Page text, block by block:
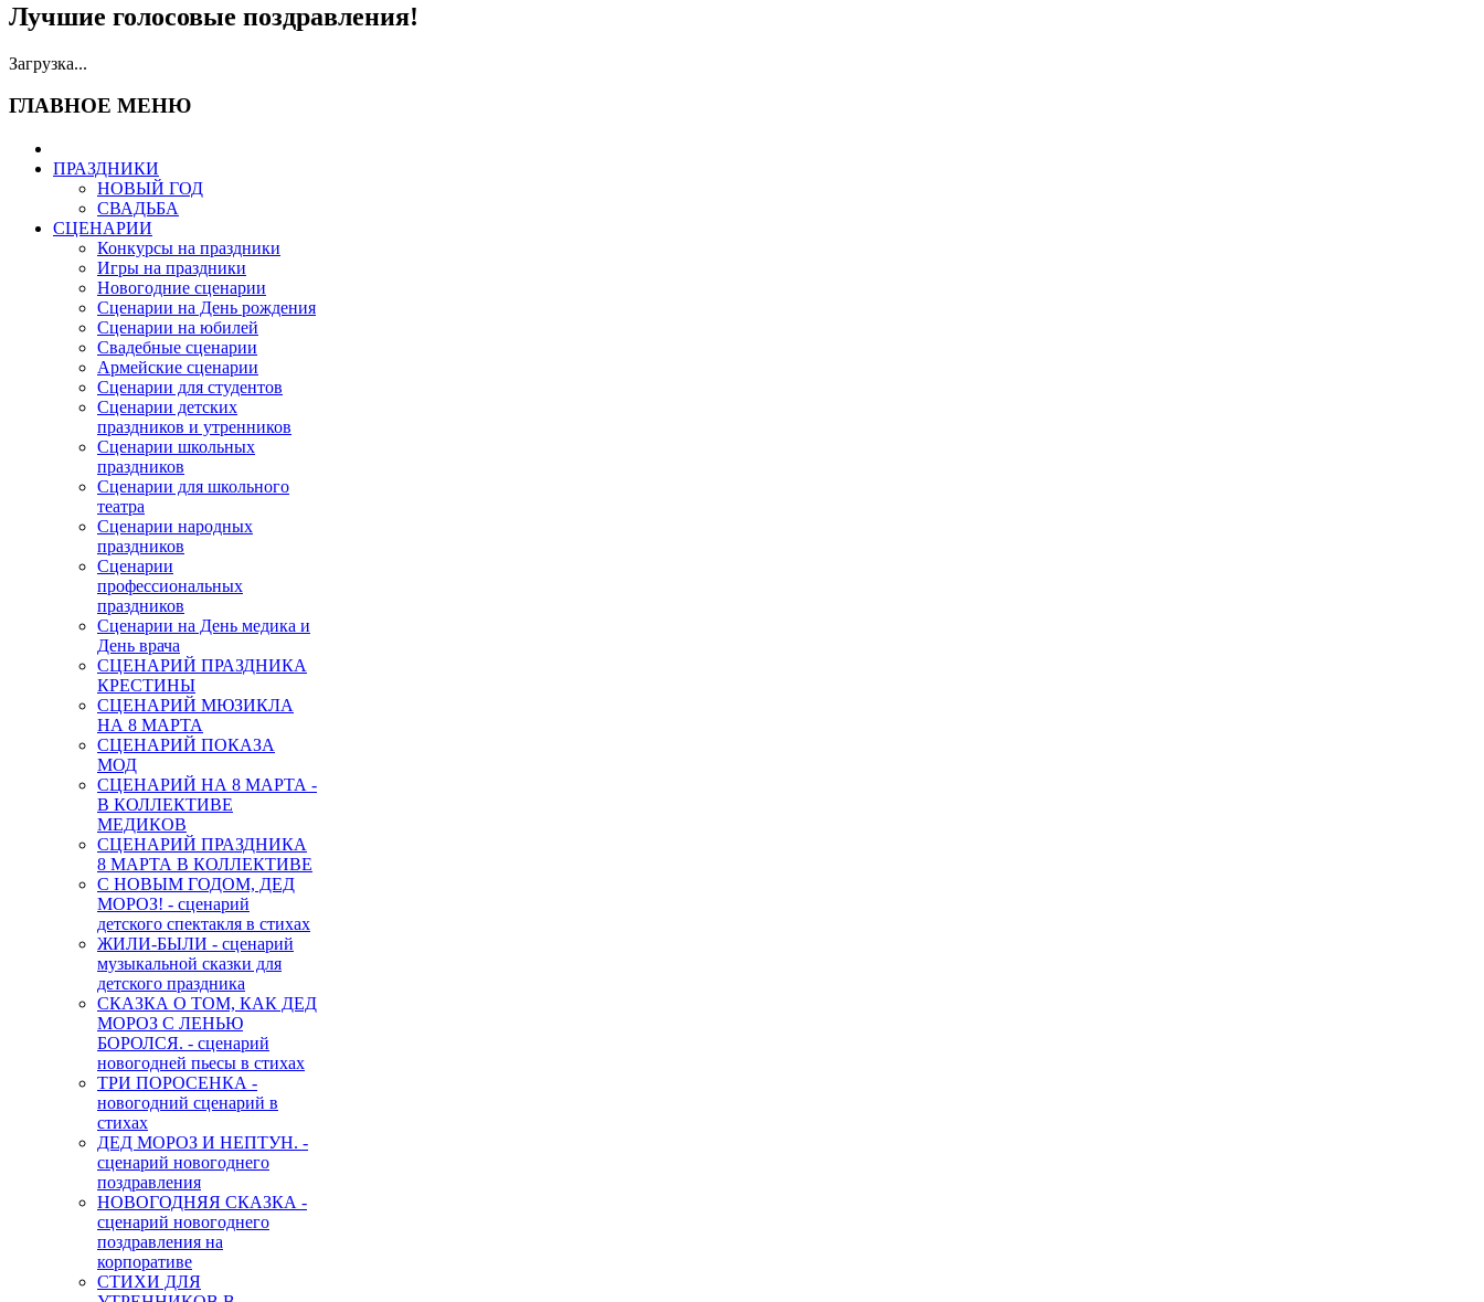
Лучшие голосовые поздравления!
Загрузка...
ГЛАВНОЕ МЕНЮ
ПРАЗДНИКИ
НОВЫЙ ГОД
СВАДЬБА
СЦЕНАРИИ
Конкурсы на праздники
Игры на праздники
Новогодние сценарии
Сценарии на День рождения
Сценарии на юбилей
Свадебные сценарии
Армейские сценарии
Сценарии для студентов
Сценарии детских
праздников и утренников
Сценарии школьных
праздников
Сценарии для школьного
театра
Сценарии народных
праздников
Сценарии
профессиональных
праздников
Сценарии на День медика и
День врача
СЦЕНАРИЙ ПРАЗДНИКА
КРЕСТИНЫ
СЦЕНАРИЙ МЮЗИКЛА
НА 8 МАРТА
СЦЕНАРИЙ ПОКАЗА
МОД
СЦЕНАРИЙ НА 8 МАРТА -
В КОЛЛЕКТИВЕ
МЕДИКОВ
СЦЕНАРИЙ ПРАЗДНИКА
8 МАРТА В КОЛЛЕКТИВЕ
С НОВЫМ ГОДОМ, ДЕД
МОРОЗ! - сценарий
детского спектакля в стихах
ЖИЛИ-БЫЛИ - сценарий
музыкальной сказки для
детского праздника
СКАЗКА О ТОМ, КАК ДЕД
МОРОЗ С ЛЕНЬЮ
БОРОЛСЯ. - сценарий
новогодней пьесы в стихах
ТРИ ПОРОСЕНКА -
новогодний сценарий в
стихах
ДЕД МОРОЗ И НЕПТУН. -
сценарий новогоднего
поздравления
НОВОГОДНЯЯ СКАЗКА -
сценарий новогоднего
поздравления на
корпоративе
СТИХИ ДЛЯ